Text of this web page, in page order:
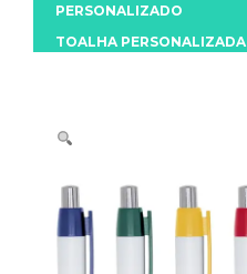
PERSONALIZADO
TOALHA PERSONALIZADA